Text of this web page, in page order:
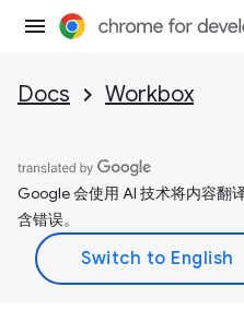
Docs Workbox
Google 会使用 AI 技术将内容翻
含错误。